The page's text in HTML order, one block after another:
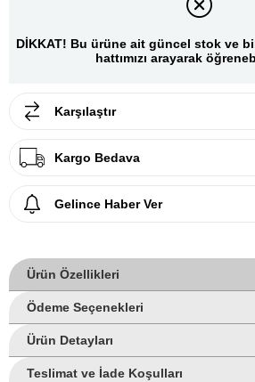
DİKKAT! Bu ürüne ait güncel stok ve
hattımızı arayarak
Karşılaştır
Kargo Bedava
Gelince Haber Ver
Ürün Özellikleri
Ödeme Seçenekleri
Ürün Detayları
Teslimat ve İade Koşulları